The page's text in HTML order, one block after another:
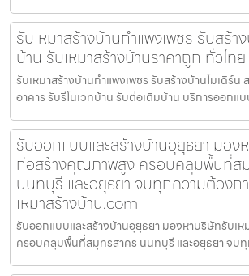
รับเหมาสร้างบ้านกำแพงเพชร รับสร้
บ้าน รับเหมาสร้างบ้านราคาถูก ทั่วไทย
รับเหมาสร้างบ้านกำแพงเพชร รับสร้างบ้านโมเดิร์น
อาคาร รับรีโนเวทบ้าน รับต่อเติมบ้าน บริการออกแบ
รับออกแบบและสร้างบ้านอุยุธยา มอง
ก่อสร้างคุณภาพสูง ครอบคลุมพื้นที่ส
นนทบุรี และอยุธยา จบทุกความต้องก
เหมาสร้างบ้าน.com
รับออกแบบและสร้างบ้านอุยุธยา มองหาบริษัทรับเ
ครอบคลุมพื้นที่สมุทรสาคร นนทบุรี และอยุธยา จบ